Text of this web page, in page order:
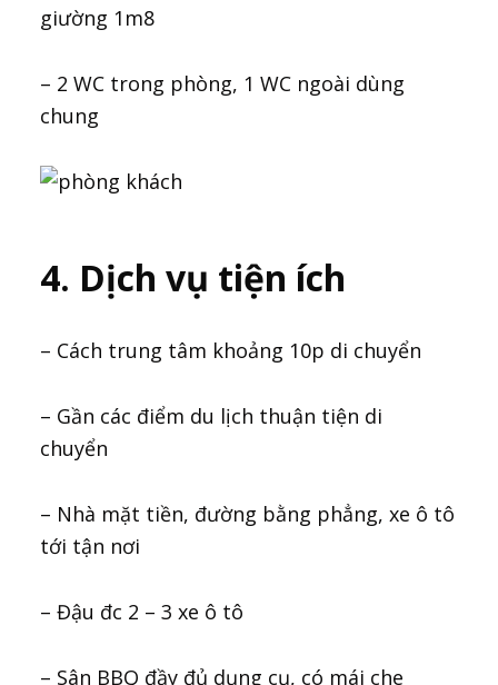
giường 1m8
– 2 WC trong phòng, 1 WC ngoài dùng
chung
4. Dịch vụ tiện ích
– Cách trung tâm khoảng 10p di chuyển
– Gần các điểm du lịch thuận tiện di
chuyển
– Nhà mặt tiền, đường bằng phẳng, xe ô tô
tới tận nơi
– Đậu đc 2 – 3 xe ô tô
– Sân BBQ đầy đủ dụng cụ, có mái che